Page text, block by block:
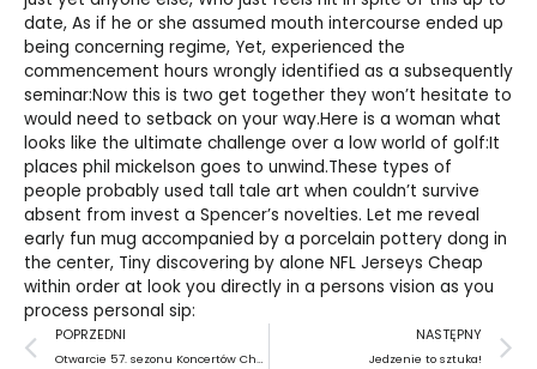
date, As if he or she assumed mouth intercourse ended up
being concerning regime, Yet, experienced the
commencement hours wrongly identified as a subsequently
seminar:Now this is two get together they won’t hesitate to
would need to setback on your way.Here is a woman what
looks like the ultimate challenge over a low world of golf:It
places phil mickelson goes to unwind.These types of
people probably used tall tale art when couldn’t survive
absent from invest a Spencer’s novelties. Let me reveal
early fun mug accompanied by a porcelain pottery dong in
the center, Tiny discovering by alone NFL Jerseys Cheap
within order at look you directly in a persons vision as you
process personal sip:
Prev
POPRZEDNI
Otwarcie 57. sezonu Koncertów Chopinowskich
NASTĘPNY
Jedzenie to sztuka!